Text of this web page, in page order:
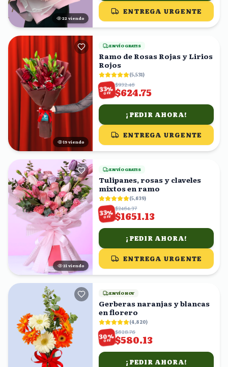
22 viendo
ENTREGA URGENTE
18 viendo
ENVÍO GRATIS
Ramo de Rosas Rojas y Lirios
Rojos
(5,531)
33%
OFF
$932.46
$624.75
¡PEDIR AHORA!
ENTREGA URGENTE
22 viendo
ENVÍO GRATIS
Tulipanes, rosas y claveles
mixtos en ramo
(5,639)
33%
OFF
$2464.37
$1651.13
¡PEDIR AHORA!
ENTREGA URGENTE
ENVÍO HOY
Gerberas naranjas y blancas
en florero
(4,820)
30%
OFF
$828.76
$580.13
¡PEDIR AHORA!